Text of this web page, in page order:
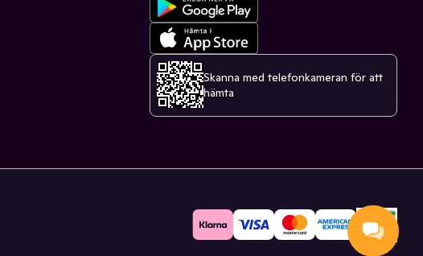
Skanna med telefonkameran för att
hämta